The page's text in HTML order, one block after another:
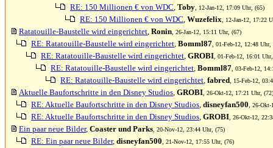
RE: 150 Millionen € von WDC, Toby , 12-Jan-12, 17:09 Uhr, (65)
RE: 150 Millionen € von WDC, Wuzefelix , 12-Jan-12, 17:22
Ratatouille-Baustelle wird eingerichtet, Ronin , 26-Jan-12, 15:11 Uhr, (67)
RE: Ratatouille-Baustelle wird eingerichtet, Bomml87 , 01-Feb-12, 12:48 Uhr,
RE: Ratatouille-Baustelle wird eingerichtet, GROBI , 01-Feb-12, 16:01
RE: Ratatouille-Baustelle wird eingerichtet, Bomml87 , 03-Feb-12,
RE: Ratatouille-Baustelle wird eingerichtet, fabred , 15-Feb-12,
Aktuelle Baufortschritte in den Disney Studios, GROBI , 26-Okt-12, 17:21 Uhr, (72)
RE: Aktuelle Baufortschritte in den Disney Studios, disneyfan500 , 26-
RE: Aktuelle Baufortschritte in den Disney Studios, GROBI , 26-Okt-12,
Ein paar neue Bilder, Coaster und Parks , 20-Nov-12, 23:44 Uhr, (75)
RE: Ein paar neue Bilder, disneyfan500 , 21-Nov-12, 17:55 Uhr, (76)